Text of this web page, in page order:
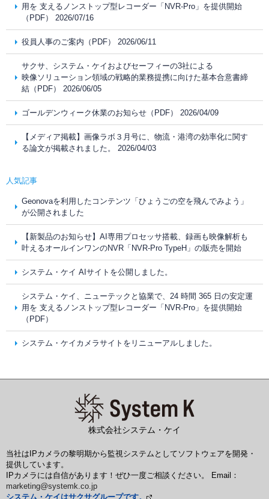
用を 支えるノンストップ型レコーダー「NVR-Pro」を提供開始
（PDF） 2026/07/16
役員人事のご案内（PDF） 2026/06/11
サクサ、システム・ケイおよびセーフィーの3社による
映像ソリューション領域の戦略的業務提携に向けた基本合意書締
結（PDF） 2026/06/05
ゴールデンウィーク休業のお知らせ（PDF） 2026/04/09
【メディア掲載】画像ラボ３月号に、物流・港湾の効率化に関す
る論文が掲載されました。 2026/04/03
人気記事
Geonovaを利用したコンテンツ「ひょうごの空を飛んでみよう」
が公開されました
【新製品のお知らせ】AI専用プロセッサ搭載、録画も映像解析も
叶えるオールインワンのNVR「NVR-Pro TypeH」の販売を開始
システム・ケイ AIサイトを公開しました。
システム・ケイ、ニューテックと協業で、24 時間 365 日の安定運
用を 支えるノンストップ型レコーダー「NVR-Pro」を提供開始
（PDF）
システム・ケイカメラサイトをリニューアルしました。
株式会社システム・ケイ
当社はIPカメラの黎明期から監視システムとしてソフトウェアを開発・
提供しています。
IPカメラには自信があります！ぜひ一度ご相談ください。 Email：
marketing@systemk.co.jp
システム・ケイはサクサグループです。